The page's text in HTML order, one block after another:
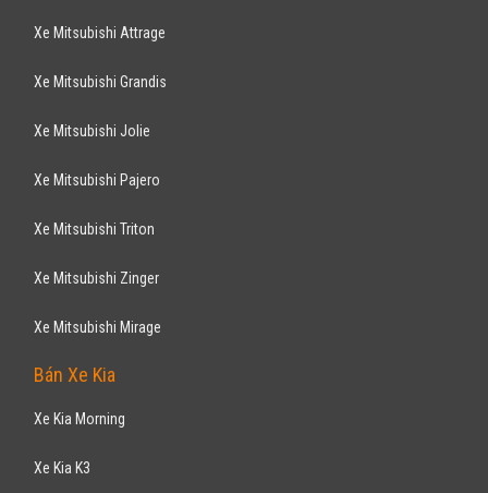
Xe Mitsubishi Attrage
Xe Mitsubishi Grandis
Xe Mitsubishi Jolie
Xe Mitsubishi Pajero
Xe Mitsubishi Triton
Xe Mitsubishi Zinger
Xe Mitsubishi Mirage
Bán Xe Kia
Xe Kia Morning
Xe Kia K3